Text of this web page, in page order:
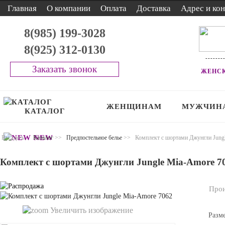
Главная О компании Оплата Доставка Адрес и
8(985) 199-3028
8(925) 312-0130
Заказать звонок
КАТАЛОГ
ЖЕНЩИНАМ
NEW
Вы здесь: Каталог >> Предпостельное белье >> Комплект с шортами Джунгли
Комплект с шортами Джунгли Jungle Mia-Amore
Увеличить изображение